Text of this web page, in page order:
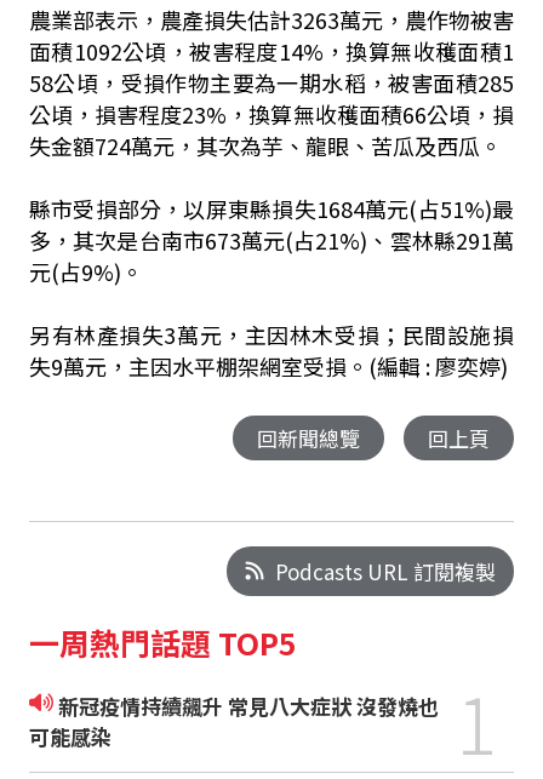
農業部表示，農產損失估計3263萬元，農作物被害
面積1092公頃，被害程度14%，換算無收穫面積1
58公頃，受損作物主要為一期水稻，被害面積285
公頃，損害程度23%，換算無收穫面積66公頃，損
失金額724萬元，其次為芋、龍眼、苦瓜及西瓜。
縣市受損部分，以屏東縣損失1684萬元(占51%)最
多，其次是台南市673萬元(占21%)、雲林縣291萬
元(占9%)。
另有林產損失3萬元，主因林木受損；民間設施損
失9萬元，主因水平棚架網室受損。(編輯 : 廖奕婷)
回新聞總覽 回上頁
Podcasts URL 訂閱複製
一周熱門話題 TOP5
新冠疫情持續飆升 常見八大症狀 沒發燒也
可能感染
1